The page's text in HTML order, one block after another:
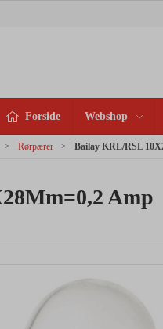
Forside Webshop
Rørpærer Bailay KRL/RSL
Amp